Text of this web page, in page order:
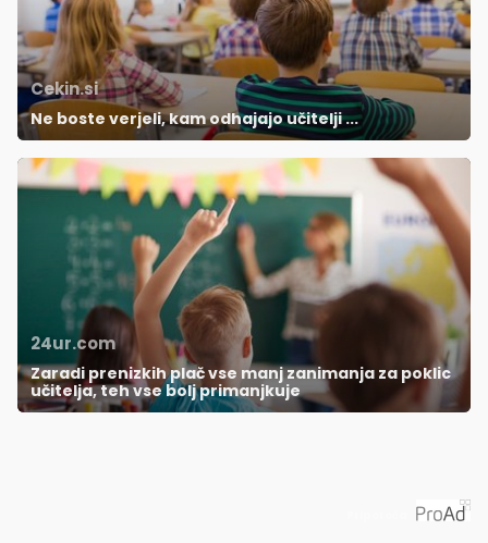
Cekin.si
Ne boste verjeli, kam odhajajo učitelji ...
24ur.com
Zaradi prenizkih plač vse manj zanimanja za poklic
učitelja, teh vse bolj primanjkuje